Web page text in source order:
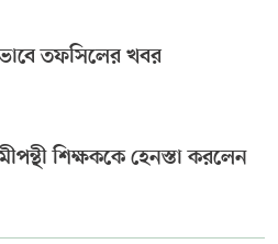
তফসিলের খবর
শিক্ষককে হেনস্তা করলেন